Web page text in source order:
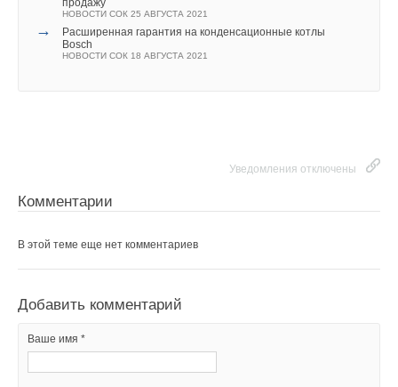
продажу
НОВОСТИ СОК 25 АВГУСТА 2021
→
Расширенная гарантия на конденсационные котлы
Bosch
НОВОСТИ СОК 18 АВГУСТА 2021
Уведомления отключены
Комментарии
В этой теме еще нет комментариев
Добавить комментарий
Ваше имя *